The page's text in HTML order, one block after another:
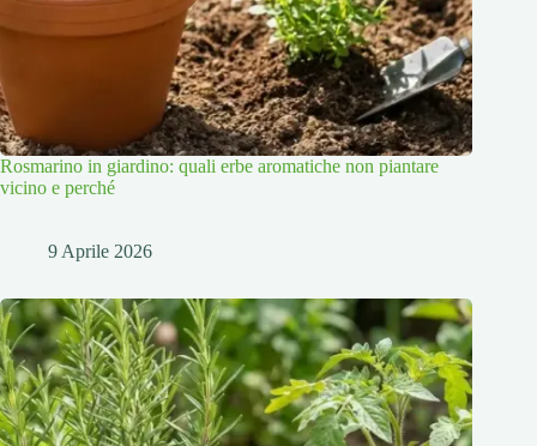
Rosmarino in giardino: quali erbe aromatiche non piantare
vicino e perché
9 Aprile 2026